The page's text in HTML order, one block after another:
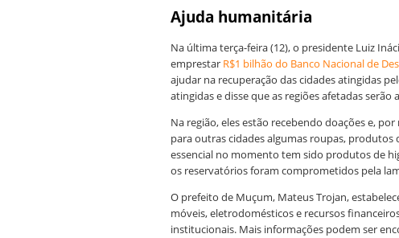
Ajuda humanitária
Na última terça-feira (12), o presidente Luiz
emprestar R$1 bilhão do Banco Nacional de
ajudar na recuperação das cidades atingidas
atingidas e disse que as regiões afetadas
Na região, eles estão recebendo doações e,
para outras cidades algumas roupas, produtos
essencial no momento tem sido produtos de
os reservatórios foram comprometidos pela
O prefeito de Muçum, Mateus Trojan,
móveis, eletrodomésticos e recursos
institucionais. Mais informações podem ser